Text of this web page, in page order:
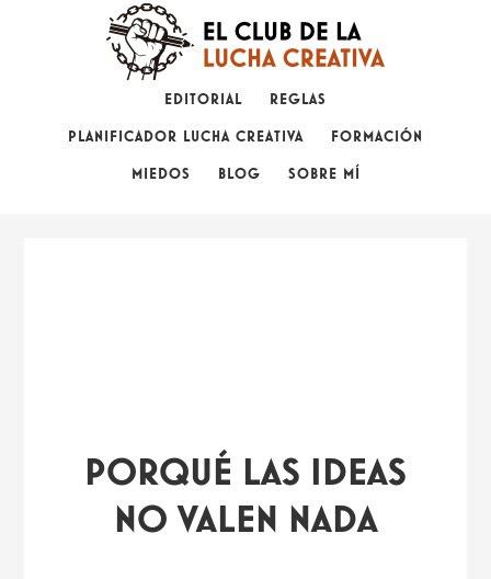
principal
EDITORIAL REGLAS
PLANIFICADOR LUCHA CREATIVA FORMACIÓN
MIEDOS BLOG SOBRE MÍ
PORQUÉ LAS IDEAS
NO VALEN NADA